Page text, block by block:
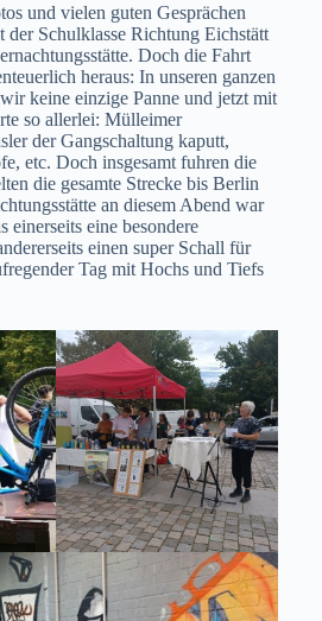
und vielen guten Gesprächen
der Schulklasse Richtung Eichstätt
Doch die Fahrt
heraus: In unseren ganzen
keine einzige Panne und jetzt mit
so allerlei: Mülleimer
der Gangschaltung kaputt,
etc. Doch insgesamt fuhren die
die gesamte Strecke bis Berlin
an diesem Abend war
einerseits eine besondere
einen super Schall für
Tag mit Hochs und Tiefs